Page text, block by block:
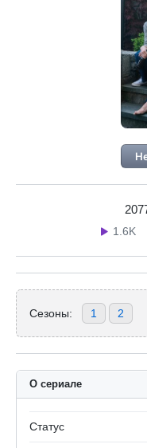
1.6K
Сезоны: 1 2
О сериале
Статус